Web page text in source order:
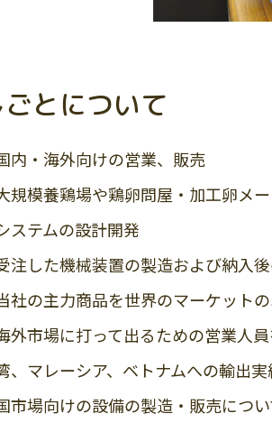
ごとについて
内・海外向けの営業、販売
規模養鶏場や鶏卵問屋・加工卵メ
ステムの設計開発
注した機械装置の製造および納入
社の主力商品を世界のマーケット
外市場に打って出るための営業人
、マレーシア、ベトナムへの輸出
市場向けの設備の製造・販売につ